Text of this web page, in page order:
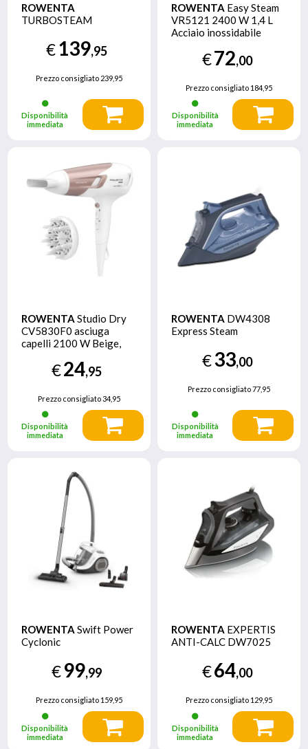
ROWENTA
TURBOSTEAM
€139,95
Prezzo consigliato239,95
Disponibilità
immediata
ROWENTA Easy Steam
VR5121 2400 W 1,4 L
Acciaio inossidabile
€72,00
Prezzo consigliato 184,95
Disponibilità
immediata
ROWENTA Studio Dry
CV5830F0 asciuga
capelli 2100 W Beige,
€24,95
Prezzo consigliato34,95
Disponibilità
immediata
ROWENTA DW4308
Express Steam
€33,00
Prezzo consigliato77,95
Disponibilità
immediata
ROWENTA Swift Power
Cyclonic
€99,99
Prezzo consigliato159,95
Disponibilità
immediata
ROWENTA EXPERTIS
ANTI-CALC DW7025
€64,00
Prezzo consigliato 129,95
Disponibilità
immediata